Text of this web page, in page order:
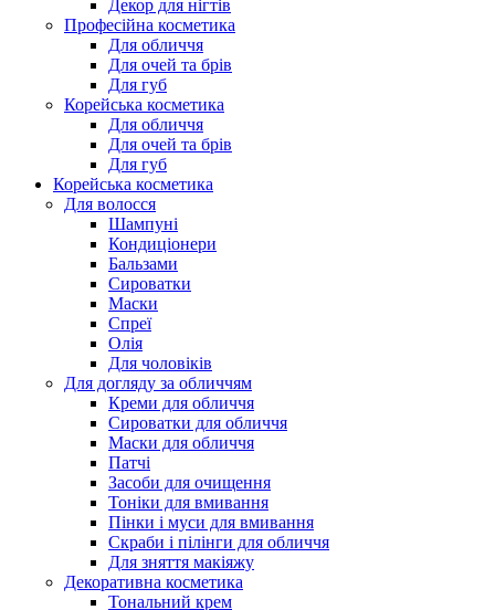
Декор для нігтів
Професійна косметика
Для обличчя
Для очей та брів
Для губ
Корейська косметика
Для обличчя
Для очей та брів
Для губ
Корейська косметика
Для волосся
Шампуні
Кондиціонери
Бальзами
Сироватки
Маски
Спреї
Олія
Для чоловіків
Для догляду за обличчям
Креми для обличчя
Сироватки для обличчя
Маски для обличчя
Патчі
Засоби для очищення
Тоніки для вмивання
Пінки і муси для вмивання
Скраби і пілінги для обличчя
Для зняття макіяжу
Декоративна косметика
Тональний крем